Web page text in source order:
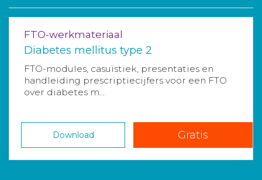
FTO-werkmateriaal
Diabetes mellitus type 2
FTO-modules, casuïstiek, presentaties en
handleiding prescriptiecijfers voor een FTO
over diabetes m...
Download Gratis